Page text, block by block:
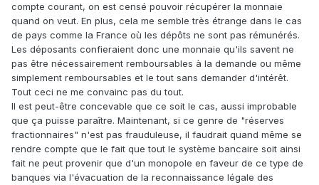
compte courant, on est censé pouvoir récupérer la monnaie
quand on veut. En plus, cela me semble très étrange dans le cas
de pays comme la France où les dépôts ne sont pas rémunérés.
Les déposants confieraient donc une monnaie qu'ils savent ne
pas être nécessairement remboursables à la demande ou même
simplement remboursables et le tout sans demander d'intérêt.
Tout ceci ne me convainc pas du tout.
Il est peut-être concevable que ce soit le cas, aussi improbable
que ça puisse paraître. Maintenant, si ce genre de "réserves
fractionnaires" n'est pas frauduleuse, il faudrait quand même se
rendre compte que le fait que tout le système bancaire soit ainsi
fait ne peut provenir que d'un monopole en faveur de ce type de
banques via l'évacuation de la reconnaissance légale des